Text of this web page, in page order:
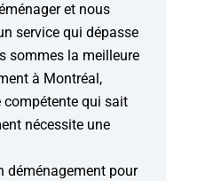
et nous
service qui dépasse
sommes la meilleure
à Montréal,
compétente qui sait
nécessite une
déménagement pour